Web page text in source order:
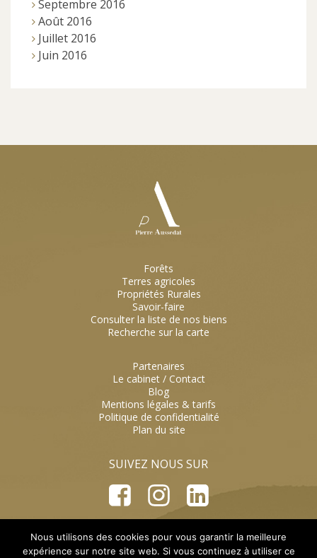
Septembre 2016
Août 2016
Juillet 2016
Juin 2016
Forêts
Terres agricoles
Propriétés Rurales
Savoir-faire
Consulter la liste de nos biens
Recherche sur la carte
Partenaires
Le cabinet / Contact
Blog
Mentions légales & tarifs
Politique de confidentialité
Plan du site
SUIVEZ NOUS SUR
Face
boo
Inst
agra
Link
edIn
cabinet@pierreaussedat.com
01 73 63 00 48
Nous utilisons des cookies pour vous garantir la meilleure
expérience sur notre site web. Si vous continuez à utiliser ce